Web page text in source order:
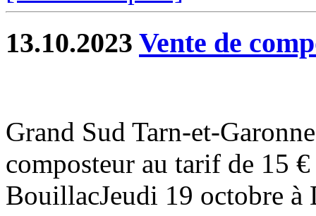
13.10.2023 Vente de
Grand Sud Tarn-et-
composteur au tarif de 15
BouillacJeudi 19 octobre à